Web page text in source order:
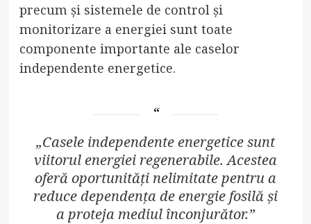
precum și sistemele de control și
monitorizare a energiei sunt toate
componente importante ale caselor
independente energetice.
„Casele independente energetice sunt
viitorul energiei regenerabile. Acestea
oferă oportunități nelimitate pentru a
reduce dependența de energie fosilă și
a proteja mediul înconjurător.”